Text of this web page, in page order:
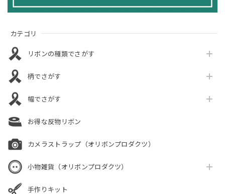
カテゴリ
リボンの種類でさがす
柄でさがす
幅でさがす
お得な反物リボン
カメラストラップ（オリボンプロダクツ）
小物雑貨（オリボンプロダクツ）
手作りキット